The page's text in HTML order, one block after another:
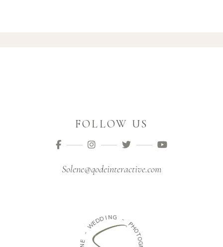
FOLLOW US
Solene@qodeinteractive.com
-
W
EDDING -
P
H
O
T
O
G
N
E